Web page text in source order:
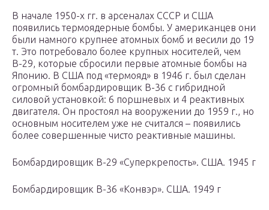
В начале 1950-х гг. в арсеналах СССР и США
появились термоядерные бомбы. У американцев они
были намного крупнее атомных бомб и весили до 19
т. Это потребовало более крупных носителей, чем
В-29, которые сбросили первые атомные бомбы на
Японию. В США под «термояд» в 1946 г. был сделан
огромный бомбардировщик В-36 с гибридной
силовой установкой: 6 поршневых и 4 реактивных
двигателя. Он простоял на вооружении до 1959 г., но
основным носителем уже не считался – появились
более совершенные чисто реактивные машины.
Бомбардировщик В-29 «Суперкрепость». США. 1945 г
Бомбардировщик В-36 «Конвэр». США. 1949 г